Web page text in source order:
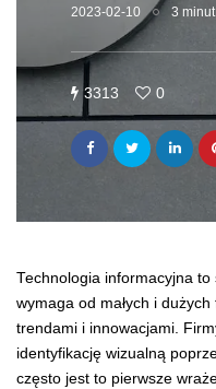
2023-02-10 3
3313 0
Technologia informacyjna
wymaga od małych i
trendami i innowacjami.
identyfikację wizualną
często jest to pierwsze